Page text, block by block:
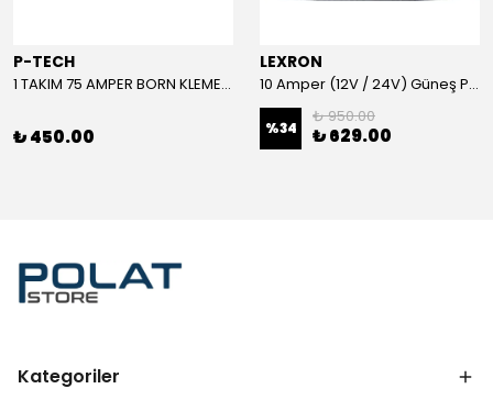
P-TECH
1 TAKIM 75 AMPER BORN KLEMENS (KIRMIZI-SİYAH)
₺ 450.00
LEXRON
10 Amper (12V / 24V) Güneş Paneli Şarj Kontrol Cihazı
%34
₺ 950.00
₺ 629.00
Kategoriler